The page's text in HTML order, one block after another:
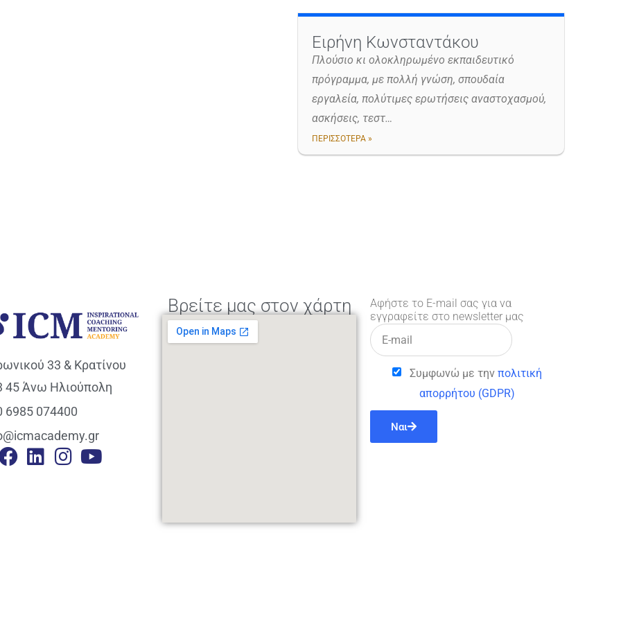
Ειρήνη Κωνσταντάκου
Πλούσιο κι ολοκληρωμένο εκπαιδευτικό
πρόγραμμα, με πολλή γνώση, σπουδαία
εργαλεία, πολύτιμες ερωτήσεις αναστοχασμού,
ασκήσεις, τεστ…
ΠΕΡΙΣΣΟΤΕΡΑ »
33 & Κρατίνου
45 Άνω Ηλιούπολη
6985 074400
Βρείτε μας στον χάρτη
Αφήστε το E-mail σας για να
εγγραφείτε στο newsletter μας
Συμφωνώ με την πολιτική
απορρήτου (GDPR)
Ναι